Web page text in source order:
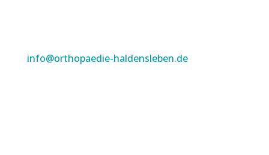
info@orthopaedie-haldensleben.de